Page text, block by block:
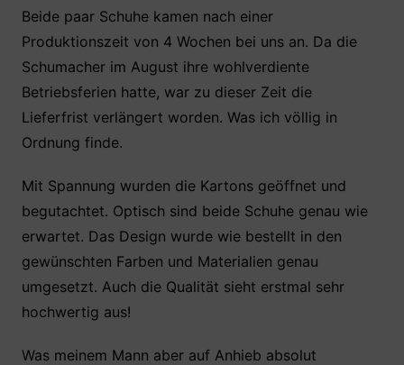
Beide paar Schuhe kamen nach einer
Produktionszeit von 4 Wochen bei uns an. Da die
Schumacher im August ihre wohlverdiente
Betriebsferien hatte, war zu dieser Zeit die
Lieferfrist verlängert worden. Was ich völlig in
Ordnung finde.
Mit Spannung wurden die Kartons geöffnet und
begutachtet. Optisch sind beide Schuhe genau wie
erwartet. Das Design wurde wie bestellt in den
gewünschten Farben und Materialien genau
umgesetzt. Auch die Qualität sieht erstmal sehr
hochwertig aus!
Was meinem Mann aber auf Anhieb absolut